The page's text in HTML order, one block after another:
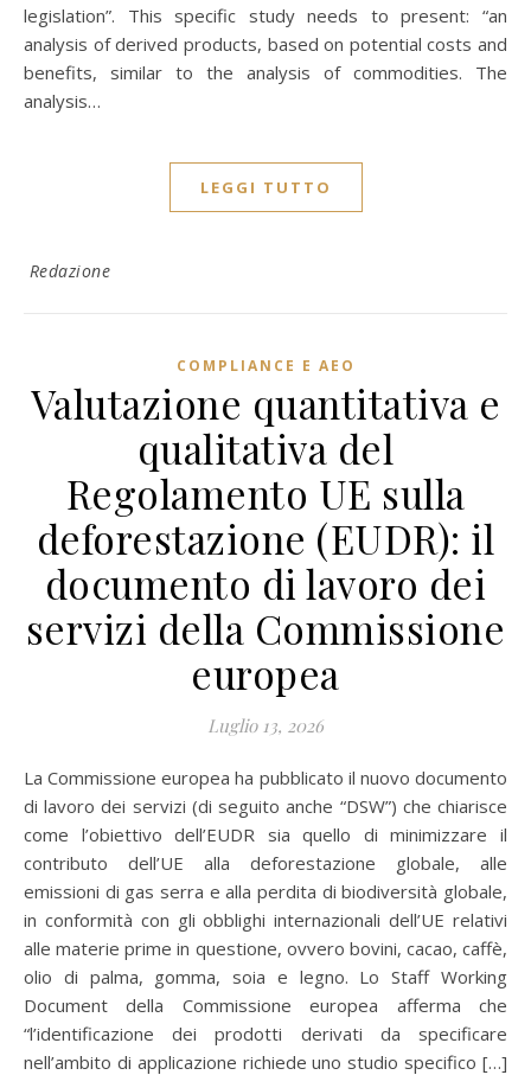
legislation”. This specific study needs to present: “an
analysis of derived products, based on potential costs and
benefits, similar to the analysis of commodities. The
analysis…
LEGGI TUTTO
Redazione
COMPLIANCE E AEO
Valutazione quantitativa e
qualitativa del
Regolamento UE sulla
deforestazione (EUDR): il
documento di lavoro dei
servizi della Commissione
europea
Luglio 13, 2026
La Commissione europea ha pubblicato il nuovo documento
di lavoro dei servizi (di seguito anche “DSW”) che chiarisce
come l’obiettivo dell’EUDR sia quello di minimizzare il
contributo dell’UE alla deforestazione globale, alle
emissioni di gas serra e alla perdita di biodiversità globale,
in conformità con gli obblighi internazionali dell’UE relativi
alle materie prime in questione, ovvero bovini, cacao, caffè,
olio di palma, gomma, soia e legno. Lo Staff Working
Document della Commissione europea afferma che
“l’identificazione dei prodotti derivati da specificare
nell’ambito di applicazione richiede uno studio specifico […]